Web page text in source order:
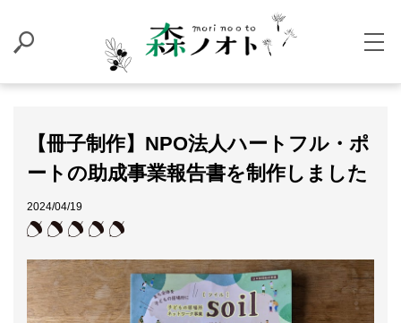
【冊子制作】NPO法人ハートフル・ポ
ートの助成事業報告書を制作しました
2024/04/19